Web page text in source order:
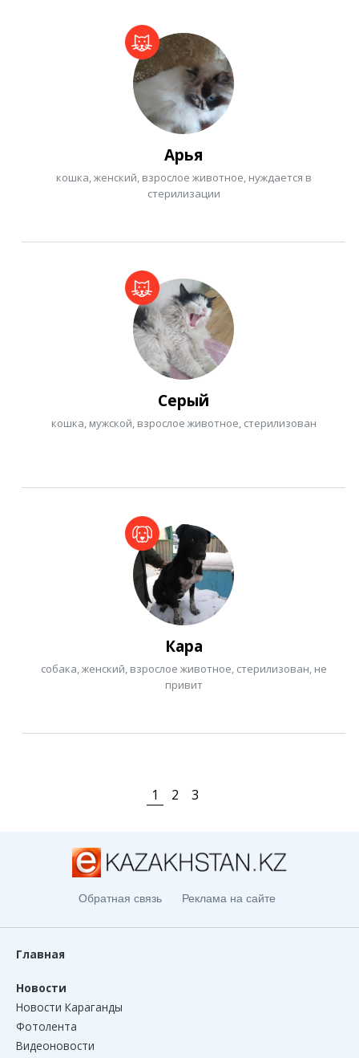
Арья
кошка, женский, взрослое животное, нуждается в
стерилизации
Серый
кошка, мужской, взрослое животное, стерилизован
Кара
собака, женский, взрослое животное, стерилизован, не
привит
1 2 3
Обратная связь Реклама на сайте
Главная
Новости
Новости Караганды
Фотолента
Видеоновости